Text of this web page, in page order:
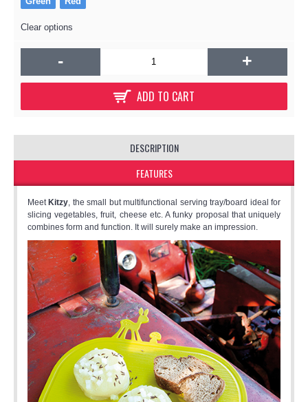
Clear options
- +
ADD TO CART
DESCRIPTION
FEATURES
MeetKitzy , the small but multifunctional serving tray/board ideal for
slicing vegetables, fruit, cheese etc. A funky proposal that uniquely
combines form and function. It will surely make an impression.